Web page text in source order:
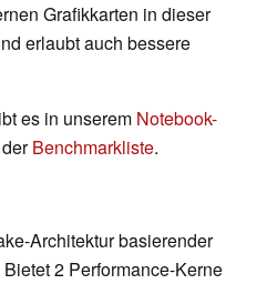
Grafikkarten in dieser
erlaubt auch bessere
es in unserem Notebook-
Benchmarkliste.
Architektur basierender
2 Performance-Kerne